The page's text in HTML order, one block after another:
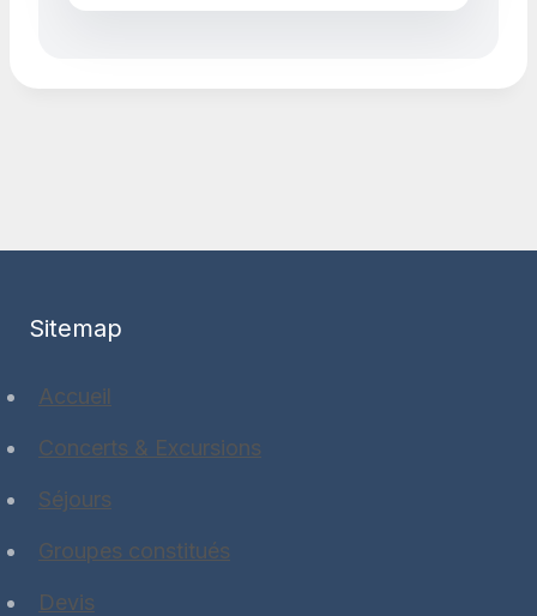
Sitemap
Accueil
Concerts & Excursions
Séjours
Groupes constitués
Devis